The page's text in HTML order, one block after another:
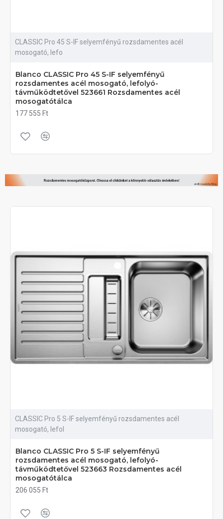
CLASSIC Pro 45 S-IF selyemfényű rozsdamentes acél
mosogató, lefo
Blanco CLASSIC Pro 45 S-IF selyemfényű
rozsdamentes acél mosogató, lefolyó-
távműködtetővel 523661 Rozsdamentes acél
mosogatótálca
177 555 Ft
CLASSIC Pro 5 S-IF selyemfényű rozsdamentes acél
mosogató, lefol
Blanco CLASSIC Pro 5 S-IF selyemfényű
rozsdamentes acél mosogató, lefolyó-
távműködtetővel 523663 Rozsdamentes acél
mosogatótálca
206 055 Ft